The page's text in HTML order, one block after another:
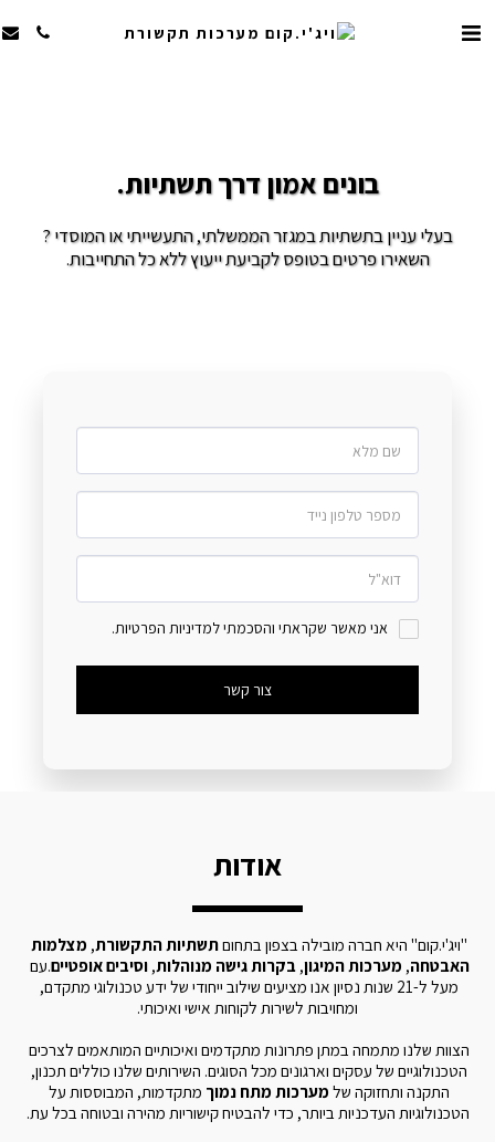
בונים אמון דרך תשתיות.
בעלי עניין בתשתיות במגזר הממשלתי, התעשייתי או המוסדי ?
השאירו פרטים בטופס לקביעת ייעוץ ללא כל התחייבות.
אני מאשר שקראתי והסכמתי למדיניות הפרטיות.
צור קשר
אודות
"ויג'י.קום" היא חברה מובילה בצפון בתחום תשתיות התקשורת,
מצלמות
האבטחה, מערכות המיגון, בקרות גישה מנוהלות, וסיבים אופטיים
.עם
מעל ל-21 שנות נסיון אנו מציעים שילוב ייחודי של ידע טכנולוגי מתקדם,
ומחויבות לשירות לקוחות אישי ואיכותי.
הצוות שלנו מתמחה במתן פתרונות מתקדמים ואיכותיים המותאמים לצרכים
הטכנולוגיים של עסקים וארגונים מכל הסוגים. השירותים שלנו כוללים תכנון,
התקנה ותחזוקה של מערכות מתח נמוך
מתקדמות, המבוססות על
הטכנולוגיות העדכניות ביותר, כדי להבטיח קישוריות מהירה ובטוחה בכל עת.